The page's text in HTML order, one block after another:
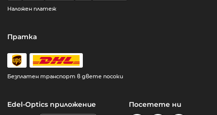
Наложен платеж
Пратка
Безплатен транспорт в двете посоки
Edel-Optics приложение Посетете ни